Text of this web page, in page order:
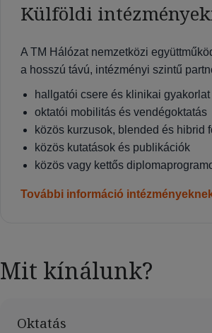
Külföldi
A TM Hálózat nemzetközi
a hosszú távú, intézményi szintű
hallgatói csere és klinikai gyakorlat
oktatói mobilitás és vendégoktatás
közös kurzusok, blended és hibrid
közös kutatások és publikációk
közös vagy kettős
További információ
Mit kínálunk?
Oktatás